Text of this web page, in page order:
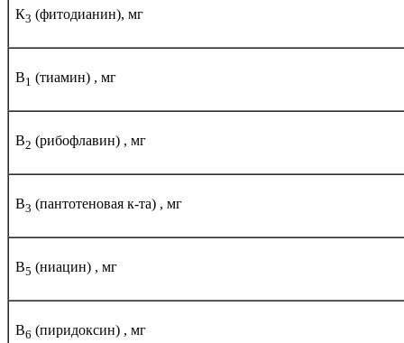
К3 (фитодианин), мг
В1 (тиамин) , мг
В2 (рибофлавин) , мг
В3 (пантотеновая к-та) , мг
В5 (ниацин) , мг
В6 (пиридоксин) , мг